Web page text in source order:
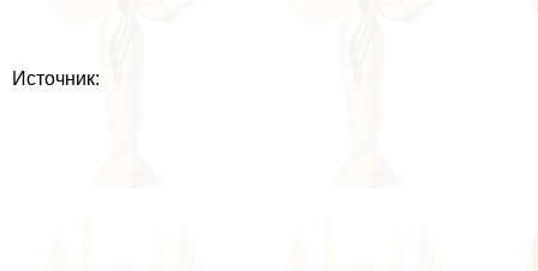
Источник: